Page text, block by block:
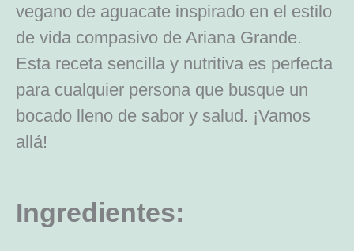
vegano de aguacate inspirado en el estilo
de vida compasivo de Ariana Grande.
Esta receta sencilla y nutritiva es perfecta
para cualquier persona que busque un
bocado lleno de sabor y salud. ¡Vamos
allá!
Ingredientes: